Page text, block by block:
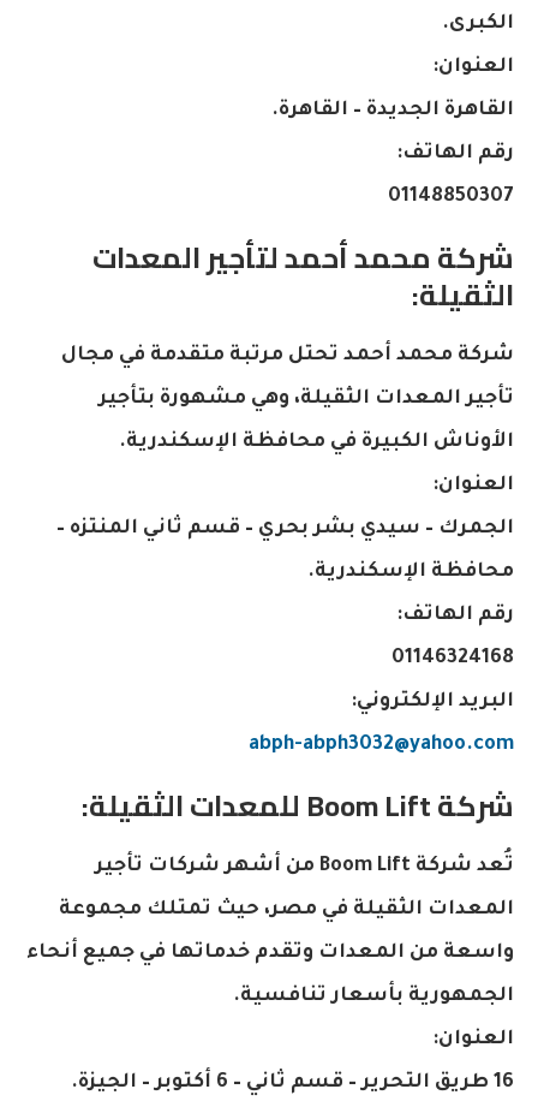
الكبرى.
العنوان:
القاهرة الجديدة – القاهرة.
رقم الهاتف:
01148850307
شركة محمد أحمد لتأجير المعدات
الثقيلة:
شركة محمد أحمد تحتل مرتبة متقدمة في مجال
تأجير المعدات الثقيلة، وهي مشهورة بتأجير
الأوناش الكبيرة في محافظة الإسكندرية.
العنوان:
الجمرك – سيدي بشر بحري – قسم ثاني المنتزه –
محافظة الإسكندرية.
رقم الهاتف:
01146324168
البريد الإلكتروني:
abph-abph3032@yahoo.com
شركة Boom Lift للمعدات الثقيلة:
تُعد شركة Boom Lift من أشهر شركات تأجير
المعدات الثقيلة في مصر، حيث تمتلك مجموعة
واسعة من المعدات وتقدم خدماتها في جميع أنحاء
الجمهورية بأسعار تنافسية.
العنوان:
16 طريق التحرير – قسم ثاني – 6 أكتوبر – الجيزة.